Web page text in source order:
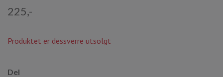
225,-
Produktet er dessverre utsolgt
Del